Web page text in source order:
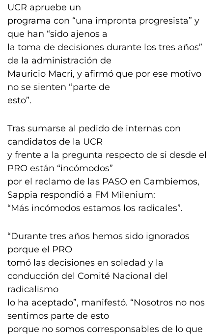
UCR apruebe un
programa con “una impronta progresista” y
que han “sido ajenos a
la toma de decisiones durante los tres años”
de la administración de
Mauricio Macri, y afirmó que por ese motivo
no se sienten “parte de
esto”.
Tras sumarse al pedido de internas con
candidatos de la UCR
y frente a la pregunta respecto de si desde el
PRO están “incómodos”
por el reclamo de las PASO en Cambiemos,
Sappia respondió a FM Milenium:
“Más incómodos estamos los radicales”.
“Durante tres años hemos sido ignorados
porque el PRO
tomó las decisiones en soledad y la
conducción del Comité Nacional del
radicalismo
lo ha aceptado”, manifestó. “Nosotros no nos
sentimos parte de esto
porque no somos corresponsables de lo que